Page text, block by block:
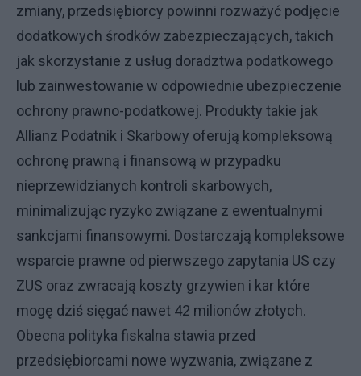
zmiany, przedsiębiorcy powinni rozważyć podjęcie
dodatkowych środków zabezpieczających, takich
jak skorzystanie z usług doradztwa podatkowego
lub zainwestowanie w odpowiednie ubezpieczenie
ochrony prawno-podatkowej. Produkty takie jak
Allianz Podatnik i Skarbowy oferują kompleksową
ochronę prawną i finansową w przypadku
nieprzewidzianych kontroli skarbowych,
minimalizując ryzyko związane z ewentualnymi
sankcjami finansowymi. Dostarczają kompleksowe
wsparcie prawne od pierwszego zapytania US czy
ZUS oraz zwracają koszty grzywien i kar które
mogę dziś sięgać nawet 42 milionów złotych.
Obecna polityka fiskalna stawia przed
przedsiębiorcami nowe wyzwania, związane z